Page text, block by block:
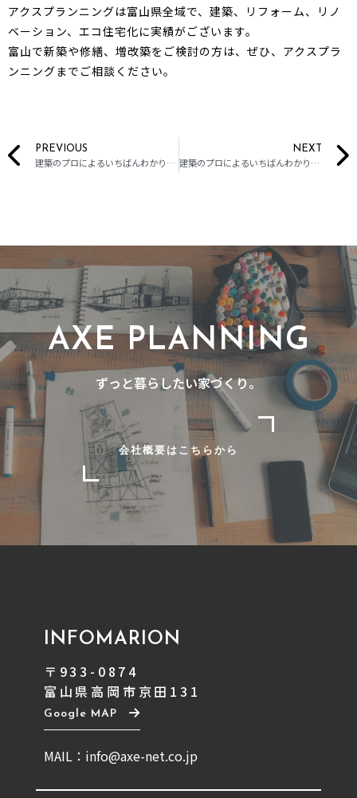
アクスプランニングは富山県全域で、建築、リフォーム、リノ
ベーション、エコ住宅化に実績がございます。
富山で新築や修繕、増改築をご検討の方は、ぜひ、アクスプラ
ンニングまでご相談ください。
PREVIOUS
建築のプロによるいちばんわかりやすい住宅解説「おうちの窓にひと工夫！ 窓リフォームのメリット４選」
NEXT
建築のプロによるいちばんわかりやすい住宅解説「くらべてみよう！ リフォームとリノベーション」
AXE PLANNING
ずっと暮らしたい家づくり。
会社概要はこちらから
INFOMARION
〒933-0874
富山県高岡市京田131
Google MAP
MAIL：info@axe-net.co.jp